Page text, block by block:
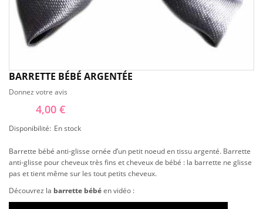
BARRETTE BÉBÉ ARGENTÉE
Donnez votre avis
4,00 €
Disponibilité: En stock
Barrette bébé anti-glisse ornée d’un petit noeud en tissu argenté. Barrette
anti-glisse pour cheveux très fins et cheveux de bébé : la barrette ne glisse
pas et tient même sur les tout petits cheveux.
Découvrez la barrette bébéen vidéo :